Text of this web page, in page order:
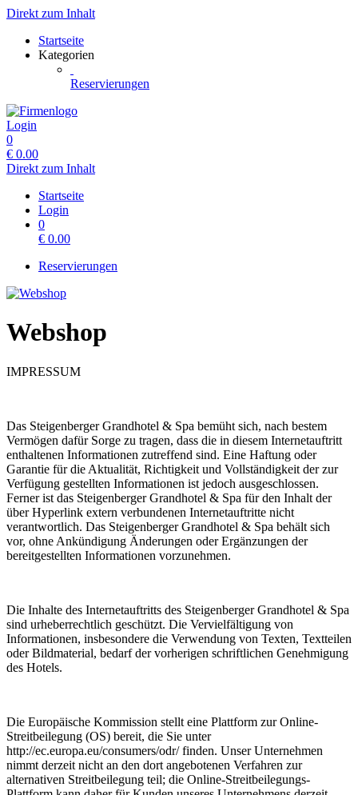
Direkt zum Inhalt
Startseite
Kategorien
Reservierungen
Login
0
€ 0.00
Direkt zum Inhalt
Startseite
Login
0
€ 0.00
Reservierungen
Webshop
IMPRESSUM
Das Steigenberger Grandhotel & Spa bemüht sich, nach bestem
Vermögen dafür Sorge zu tragen, dass die in diesem Internetauftritt
enthaltenen Informationen zutreffend sind. Eine Haftung oder
Garantie für die Aktualität, Richtigkeit und Vollständigkeit der zur
Verfügung gestellten Informationen ist jedoch ausgeschlossen.
Ferner ist das Steigenberger Grandhotel & Spa für den Inhalt der
über Hyperlink extern verbundenen Internetauftritte nicht
verantwortlich. Das Steigenberger Grandhotel & Spa behält sich
vor, ohne Ankündigung Änderungen oder Ergänzungen der
bereitgestellten Informationen vorzunehmen.
Die Inhalte des Internetauftritts des Steigenberger Grandhotel & Spa
sind urheberrechtlich geschützt. Die Vervielfältigung von
Informationen, insbesondere die Verwendung von Texten, Textteilen
oder Bildmaterial, bedarf der vorherigen schriftlichen Genehmigung
des Hotels.
Die Europäische Kommission stellt eine Plattform zur Online-
Streitbeilegung (OS) bereit, die Sie unter
http://ec.europa.eu/consumers/odr/ finden. Unser Unternehmen
nimmt derzeit nicht an den dort angebotenen Verfahren zur
alternativen Streitbeilegung teil; die Online-Streitbeilegungs-